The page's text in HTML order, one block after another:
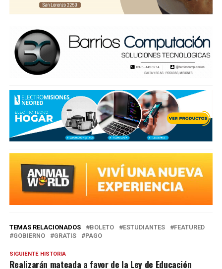
TEMAS RELACIONADOS BOLETO ESTUDIANTES
FEATURED
GOBIERNO
GRATIS PAGO
SIGUIENTE HISTORIA
Realizarán mateada a favor de la Ley de Educación